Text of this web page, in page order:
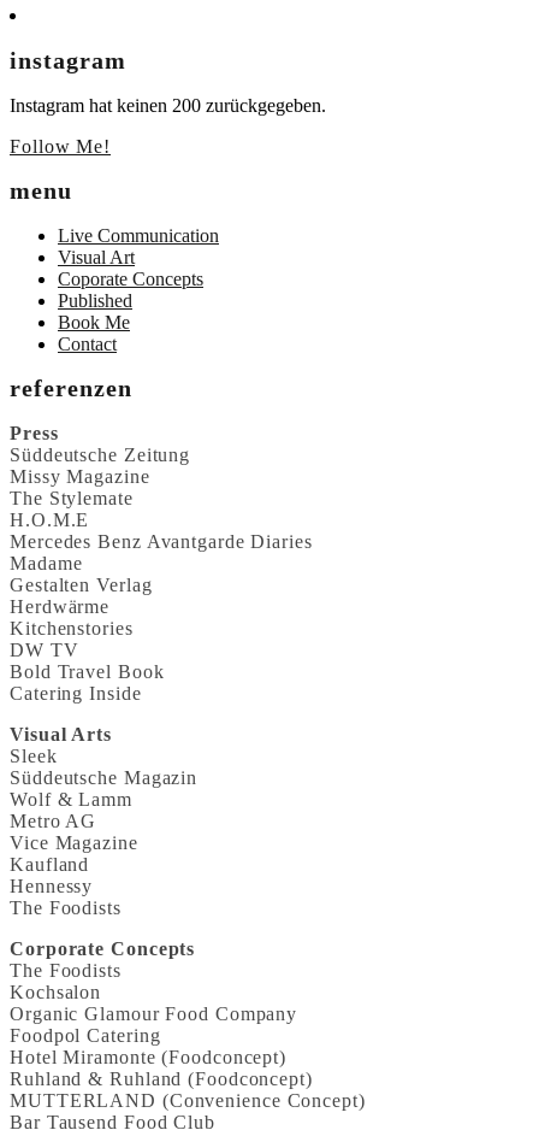
instagram
Instagram hat keinen 200 zurückgegeben.
Follow Me!
menu
Live Communication
Visual Art
Coporate Concepts
Published
Book Me
Contact
referenzen
Press
Süddeutsche Zeitung
Missy Magazine
The Stylemate
H.O.M.E
Mercedes Benz Avantgarde Diaries
Madame
Gestalten Verlag
Herdwärme
Kitchenstories
DW TV
Bold Travel Book
Catering Inside
Visual Arts
Sleek
Süddeutsche Magazin
Wolf & Lamm
Metro AG
Vice Magazine
Kaufland
Hennessy
The Foodists
Corporate Concepts
The Foodists
Kochsalon
Organic Glamour Food Company
Foodpol Catering
Hotel Miramonte (Foodconcept)
Ruhland & Ruhland (Foodconcept)
MUTTERLAND (Convenience Concept)
Bar Tausend Food Club